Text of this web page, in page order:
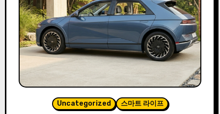
Uncategorized 스마트 라이프